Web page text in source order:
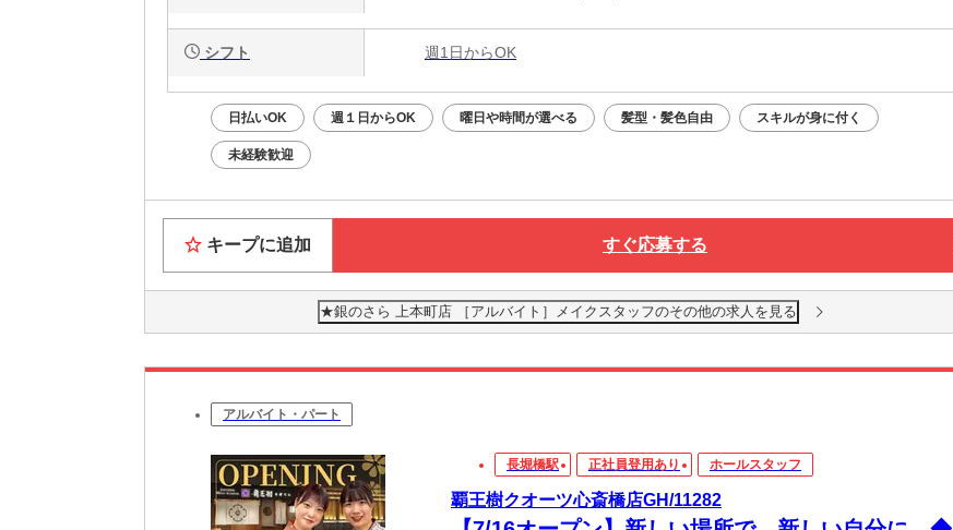
シフト 週1日からOK
日払いOK 週１日からOK 曜日や時間が選べる 髪型・髪色自由 スキルが身に付く
未経験歓迎
キープに追加 すぐ応募する
★銀のさら 上本町店 ［アルバイト］メイクスタッフのその他の求人を見る
アルバイト・パート
長堀橋駅 正社員登用あり ホールスタッフ
覇王樹クオーツ心斎橋店GH/11282